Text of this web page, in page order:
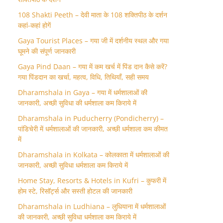
108 Shakti Peeth – देवी माता के 108 शक्तिपीठ के दर्शन
कहां-कहां होगें
Gaya Tourist Places – गया जी में दर्शनीय स्थल और गया
घूमने की संपूर्ण जानकारी
Gaya Pind Daan – गया में कम खर्च में पिंड दान कैसे करें?
गया पिंडदान का खर्चा, महत्व, विधि, तिथियाँ, सही समय
Dharamshala in Gaya – गया में धर्मशालाओं की
जानकारी, अच्छी सुविधा की धर्मशाला कम किराये में
Dharamshala in Puducherry (Pondicherry) –
पांडिचेरी में धर्मशालाओं की जानकारी, अच्छी धर्मशाला कम कीमत
में
Dharamshala in Kolkata – कोलकाता में धर्मशालाओं की
जानकारी, अच्छी सुविधा धर्मशाला कम किराये में
Home Stay, Resorts & Hotels in Kufri – कुफरी में
होम स्‍टे, रिसॉर्ट्स और सस्ती होटल की जानकारी
Dharamshala in Ludhiana – लुधियाना में धर्मशालाओं
की जानकारी, अच्छी सुविधा धर्मशाला कम किराये में